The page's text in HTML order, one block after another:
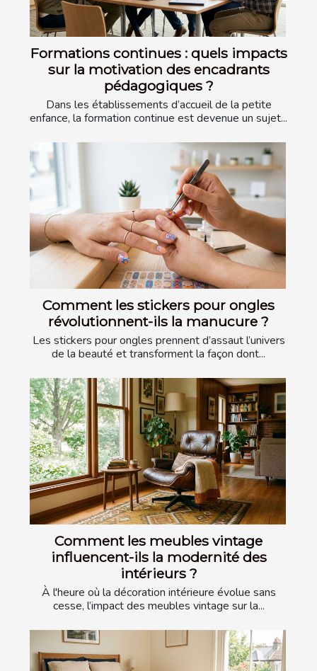
Formations continues : quels impacts
sur la motivation des encadrants
pédagogiques ?
Dans les établissements d’accueil de la petite
enfance, la formation continue est devenue un sujet...
Comment les stickers pour ongles
révolutionnent-ils la manucure ?
Les stickers pour ongles prennent d’assaut l’univers
de la beauté et transforment la façon dont...
Comment les meubles vintage
influencent-ils la modernité des
intérieurs ?
À l'heure où la décoration intérieure évolue sans
cesse, l’impact des meubles vintage sur la...